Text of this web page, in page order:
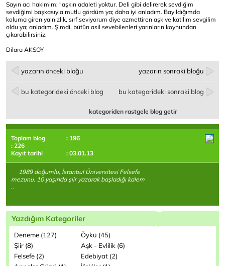
Sayın acı hakimim; “aşkın adaleti yoktur. Deli gibi delirerek sevdiğim
sevdiğimi başkasıyla mutlu gördüm ya; daha iyi anladım. Bayıldığımda
koluma giren yalnızlık, sırf seviyorum diye azmettiren aşk ve katilim sevgilim
oldu ya; anladım. Şimdi, bütün asil sevebilenleri yarınların koynundan
çıkarabilirsiniz.
Dilara AKSOY
yazarın önceki bloğu yazarın sonraki bloğu
bu kategorideki önceki blog bu kategorideki sonraki blog
kategoriden rastgele blog getir
Toplam blog
: 196
: 226
Kayıt tarihi
: 03.01.13
1989 doğumlu, İstanbul Üniversitesi Felsefe
mezunu. 10 yaşında şiir yazarak başladığı kalem
..
Yazdığım Kategoriler
Deneme (127)
Öykü (45)
Şiir (8)
Aşk - Evlilik (6)
Felsefe (2)
Edebiyat (2)